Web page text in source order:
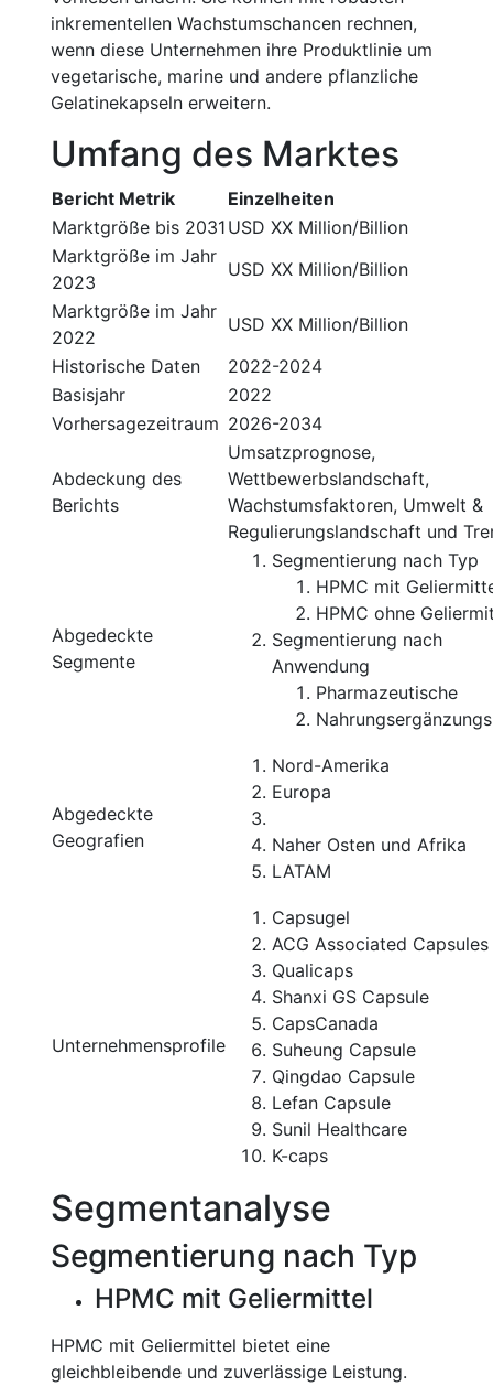
inkrementellen Wachstumschancen rechnen,
wenn diese Unternehmen ihre Produktlinie um
vegetarische, marine und andere pflanzliche
Gelatinekapseln erweitern.
Umfang des Marktes
Bericht Metrik
Einzelheiten
Marktgröße bis 2031 USD XX Million/Billion
Marktgröße im Jahr
2023
USD XX Million/Billion
Marktgröße im Jahr
2022
USD XX Million/Billion
Historische Daten
2022-2024
Basisjahr
2022
Vorhersagezeitraum 2026-2034
Abdeckung des
Berichts
Umsatzprognose,
Wettbewerbslandschaft,
Wachstumsfaktoren, Umwelt &
Regulierungslandschaft und
Abgedeckte
Segmente
Segmentierung nach Typ
HPMC mit
HPMC ohne
Segmentierung nach
Anwendung
Pharmazeutische
Abgedeckte
Geografien
Nord-Amerika
Europa
Naher Osten und Afrika
LATAM
Unternehmensprofile
Capsugel
ACG Associated Capsules
Qualicaps
Shanxi GS Capsule
CapsCanada
Suheung Capsule
Qingdao Capsule
Lefan Capsule
Sunil Healthcare
K-caps
Segmentanalyse
Segmentierung nach Typ
HPMC mit Geliermittel
HPMC mit Geliermittel bietet eine
gleichbleibende und zuverlässige Leistung.